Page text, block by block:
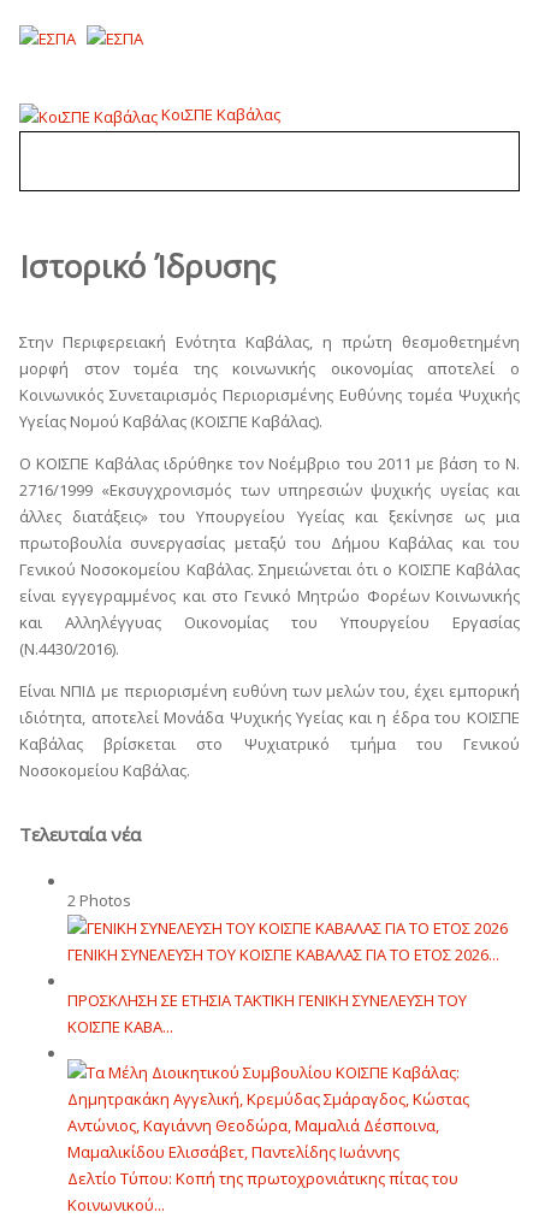
ΚοιΣΠΕ Καβάλας
Ιστορικό Ίδρυσης
Στην Περιφερειακή Ενότητα Καβάλας, η πρώτη θεσμοθετημένη
μορφή στον τομέα της κοινωνικής οικονομίας αποτελεί ο
Κοινωνικός Συνεταιρισμός Περιορισμένης Ευθύνης τομέα Ψυχικής
Υγείας Νομού Καβάλας (ΚΟΙΣΠΕ Καβάλας).
Ο ΚΟΙΣΠΕ Καβάλας ιδρύθηκε τον Νοέμβριο του 2011 με βάση το Ν.
2716/1999 «Εκσυγχρονισμός των υπηρεσιών ψυχικής υγείας και
άλλες διατάξεις» του Υπουργείου Υγείας και ξεκίνησε ως μια
πρωτοβουλία συνεργασίας μεταξύ του Δήμου Καβάλας και του
Γενικού Νοσοκομείου Καβάλας. Σημειώνεται ότι ο ΚΟΙΣΠΕ Καβάλας
είναι εγγεγραμμένος και στο Γενικό Μητρώο Φορέων Κοινωνικής
και Αλληλέγγυας Οικονομίας του Υπουργείου Εργασίας
(Ν.4430/2016).
Είναι ΝΠΙΔ με περιορισμένη ευθύνη των μελών του, έχει εμπορική
ιδιότητα, αποτελεί Μονάδα Ψυχικής Υγείας και η έδρα του ΚΟΙΣΠΕ
Καβάλας βρίσκεται στο Ψυχιατρικό τμήμα του Γενικού
Νοσοκομείου Καβάλας.
Τελευταία νέα
2 Photos
ΓΕΝΙΚΗ ΣΥΝΕΛΕΥΣΗ ΤΟΥ ΚΟΙΣΠΕ ΚΑΒΑΛΑΣ ΓΙΑ ΤΟ ΕΤΟΣ 2026...
ΠΡΟΣΚΛΗΣΗ ΣΕ ΕΤΗΣΙΑ TAKTIKH ΓΕΝΙΚΗ ΣΥΝΕΛΕΥΣΗ ΤΟΥ
ΚΟΙΣΠΕ ΚΑΒΑ...
Δελτίο Τύπου: Κοπή της πρωτοχρονιάτικης πίτας του
Κοινωνικού...